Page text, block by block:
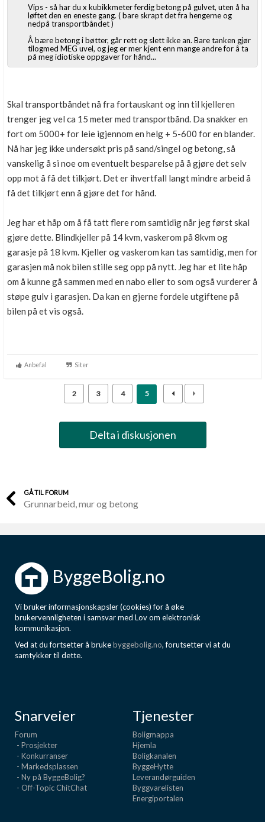
Vips - så har du x kubikkmeter ferdig betong på gulvet, uten å ha
løftet den en eneste gang. ( bare skrapt det fra hengerne og
nedpå transportbåndet )
Å bære betong i bøtter, går rett og slett ikke an. Bare tanken gjør
tilogmed MEG uvel, og jeg er mer kjent enn mange andre for å ta
på meg idiotiske oppgaver for hånd...
Skal transportbåndet nå fra fortauskant og inn til kjelleren
trenger jeg vel ca 15 meter med transportbånd. Da snakker en
fort om 5000+ for leie igjennom en helg + 5-600 for en blander.
Nå har jeg ikke undersøkt pris på sand/singel og betong, så
vanskelig å si noe om eventuelt besparelse på å gjøre det selv
opp mot å få det tilkjørt. Det er ihvertfall langt mindre arbeid å
få det tilkjørt enn å gjøre det for hånd.
Jeg har et håp om å få tatt flere rom samtidig når jeg først skal
gjøre dette. Blindkjeller på 14 kvm, vaskerom på 8kvm og
garasje på 18 kvm. Kjeller og vaskerom kan tas samtidig, men for
garasjen må nok bilen stille seg opp på nytt. Jeg har et lite håp
om å kunne gå sammen med en nabo eller to som også vurderer å
støpe gulv i garasjen. Da kan en gjerne fordele utgiftene på
bilen på et vis også.
Anbefal Siter
2 3 4 5
Delta i diskusjonen
GÅ TIL FORUM
Grunnarbeid, mur og betong
ByggeBolig.no
Vi bruker informasjonskapsler (cookies) for å øke
brukervennligheten i samsvar med Lov om elektronisk
kommunikasjon.
Ved at du fortsetter å brukebyggebolig.no, forutsetter vi at du
samtykker til dette.
Snarveier
Forum
- Prosjekter
- Konkurranser
- Markedsplassen
- Ny på ByggeBolig?
- Off-Topic ChitChat
Tjenester
Boligmappa
Hjemla
Boligkanalen
ByggeHytte
Leverandørguiden
Byggvarelisten
Energiportalen